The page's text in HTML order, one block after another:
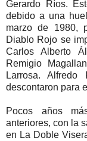
Gerardo Ríos.
debido a una
marzo de 1980,
Diablo Rojo se
Carlos Alberto
Remigio
Larrosa.
descontaron para
Pocos años
anteriores, con la
en La Doble